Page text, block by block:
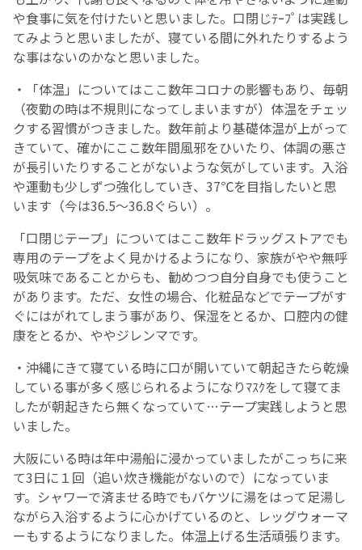
や食事に気を付けたいと思いました。口閉じﾃｰﾌﾟは実践し
てみようと思いましたが、寝ている間に外れたりするよう
な事はないのかなと思いました。
・「体温」についてはここ数年コロナの影響もあり、毎朝
（夜勤の時は不規則になってしまいますが）体温をチェッ
クする習慣がつきました。数年前より基礎体温が上がって
きていて、確かにここ数年間風邪をひいたり、体調の悪さ
が長引いたりすることがないような気がしています。入浴
や運動も少しずつ強化していき、37℃を目指したいと思
います（今は36.5～36.8ぐらい）。
「口閉じテープ」についてはここ数年ドラッグストアでも
専用のテープをよく見かけるようになり、家族がやや無呼
吸気味であることからも、勧めつつ自分自身でも使うこと
があります。ただ、女性の場合、化粧品などでテープがす
ぐにはがれてしまう事があり、保湿をとるか、口腔内の健
康をとるか、ややジレンマです。
・沖縄にきて寝ている時に口が開いていて朝起きたら乾燥
している事が多く感じられるようになりﾏｽｸをして寝てま
したが朝起きたら無くなっていて…テープ実践しようと思
いました。
大阪にいる時は年中湯船に浸かっていましたがこっちに来
て3日に１回（追い炊き機能がないので）になっていま
す。シャワーで済ませる時でもバケツに湯をはって足湯し
ながら入浴するように心かげているのと、レッグウォーマ
ーもするようになりました。体温上げる生活頑張ります。